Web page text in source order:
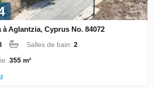
Aglantzia, Cyprus No. 84072
Salles de bain:2
355 m²